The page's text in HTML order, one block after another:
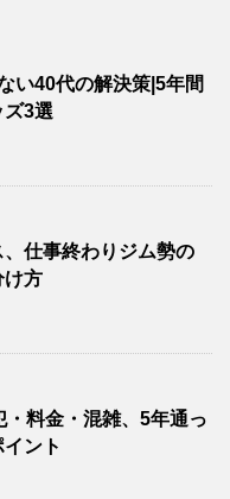
い40代の解決策|5年間
3選
仕事終わりジム勢の
け方
料金・混雑、5年通っ
ント